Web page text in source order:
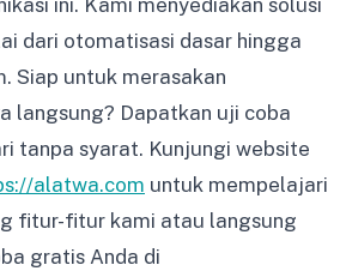
ini. Kami menyediakan solusi
dari otomatisasi dasar hingga
Siap untuk merasakan
langsung? Dapatkan uji coba
tanpa syarat. Kunjungi website
alatwa.com untuk mempelajari
fitur-fitur kami atau langsung
gratis Anda di